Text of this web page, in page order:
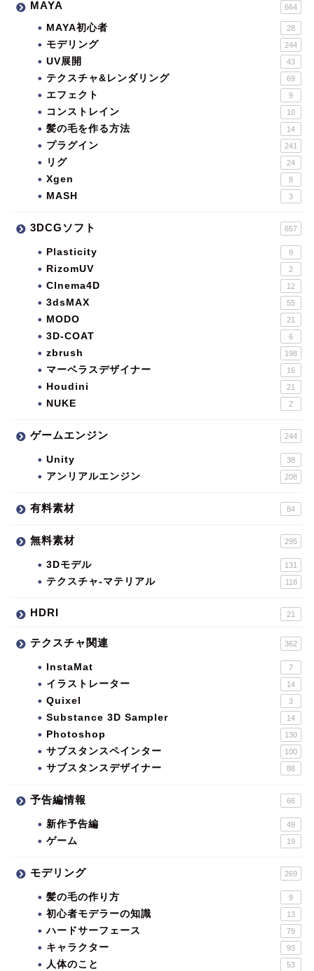
MAYA 664
MAYA初心者 28
モデリング 244
UV展開 43
テクスチャ&レンダリング 69
エフェクト 9
コンストレイン 10
髪の毛を作る方法 14
プラグイン 241
リグ 24
Xgen 8
MASH 3
3DCGソフト 657
Plasticity 9
RizomUV 2
CInema4D 12
3dsMAX 55
MODO 21
3D-COAT 6
zbrush 198
マーベラスデザイナー 16
Houdini 21
NUKE 2
ゲームエンジン 244
Unity 38
アンリアルエンジン 208
有料素材 84
無料素材 295
3Dモデル 131
テクスチャ-マテリアル 118
HDRI 21
テクスチャ関連 362
InstaMat 7
イラストレーター 14
Quixel 3
Substance 3D Sampler 14
Photoshop 130
サブスタンスペインター 100
サブスタンスデザイナー 88
予告編情報 66
新作予告編 49
ゲーム 19
モデリング 269
髪の毛の作り方 9
初心者モデラーの知識 13
ハードサーフェース 79
キャラクター 93
人体のこと 53